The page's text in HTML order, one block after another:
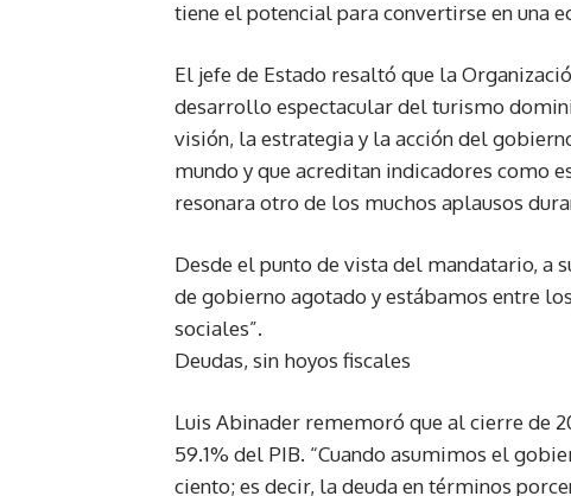
tiene el potencial para convertirse en una
El jefe de Estado resaltó que la
desarrollo espectacular del turismo
visión, la estrategia y la acción del
mundo y que acreditan indicadores como
resonara otro de los muchos aplausos
Desde el punto de vista del mandatario, a
de gobierno agotado y estábamos entre
sociales”.
Deudas, sin hoyos fiscales
Luis Abinader rememoró que al cierre de
59.1% del PIB. “Cuando asumimos el
ciento; es decir, la deuda en términos